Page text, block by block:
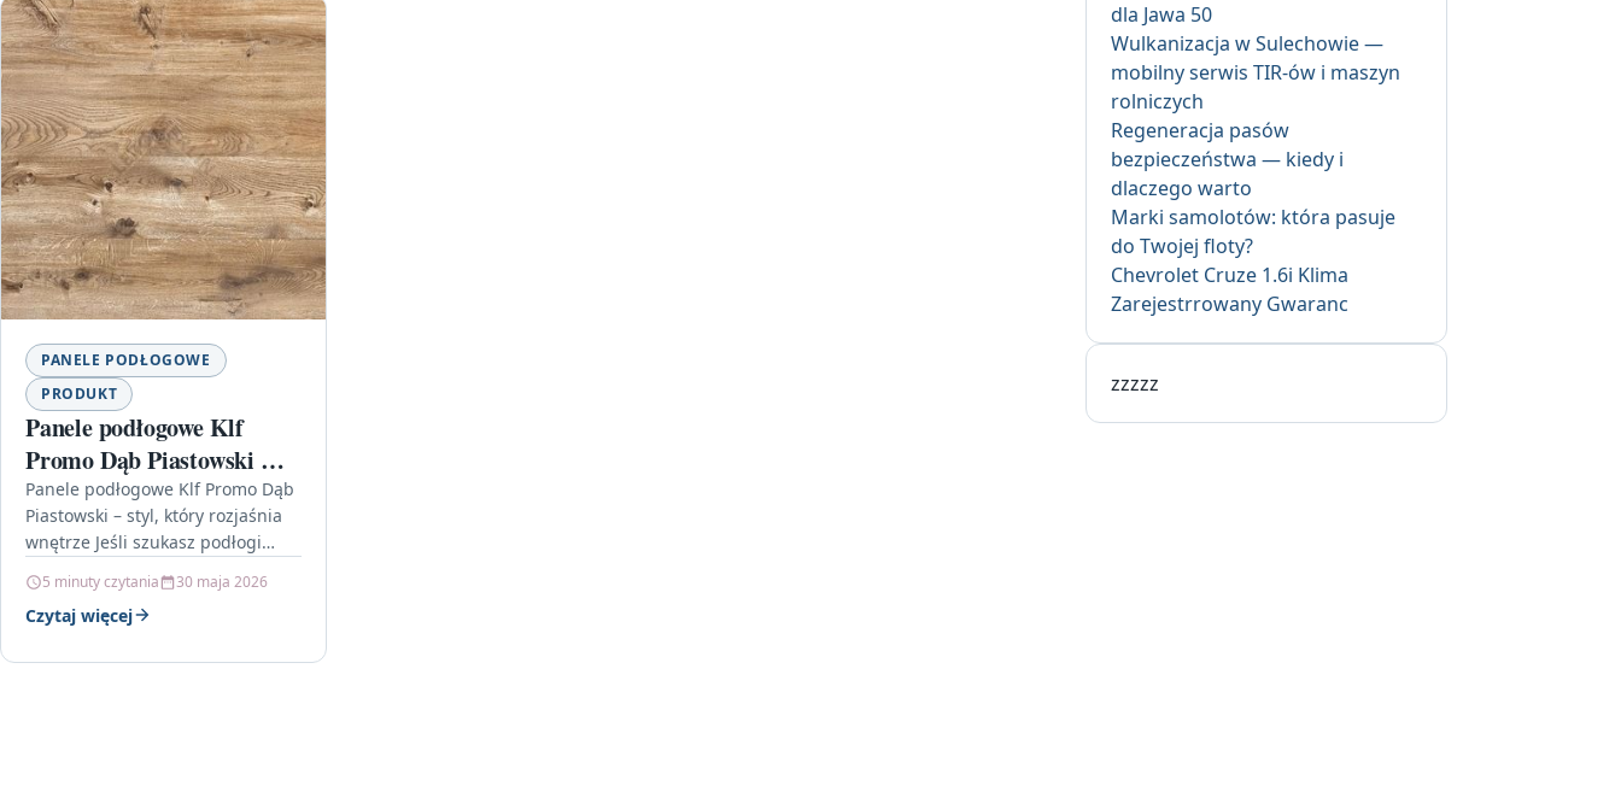
PANELE PODŁOGOWE
PRODUKT
Panele podłogowe Klf
Promo Dąb Piastowski Klf
Promo
Panele podłogowe Klf Promo Dąb
Piastowski – styl, który rozjaśnia
wnętrze Jeśli szukasz podłogi
dobrze wygląda, ale też wspiera
codzienny…
5 minuty czytania 30 maja 2026
Czytaj więcej
dla Jawa 50
Wulkanizacja w Sulechowie —
mobilny serwis TIR-ów i maszyn
rolniczych
Regeneracja pasów
bezpieczeństwa — kiedy i
dlaczego warto
Marki samolotów: która pasuje
do Twojej floty?
Chevrolet Cruze 1.6i Klima
Zarejestrrowany Gwaranc
zzzzz